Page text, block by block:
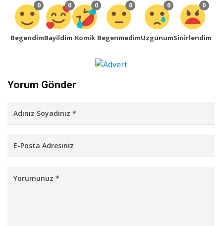
0
Begendim
0
Bayildim
0
Komik
0
Begenmedim
0
Uzgunum
0
Sinirlendim
Yorum Gönder